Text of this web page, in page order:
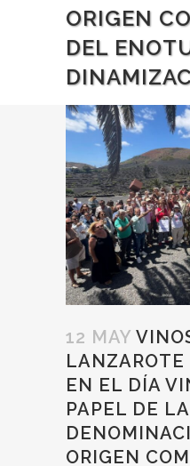
ORIGEN
DEL
12 MAY
EN EL DÍA
PAPEL DE LA
ORIGEN